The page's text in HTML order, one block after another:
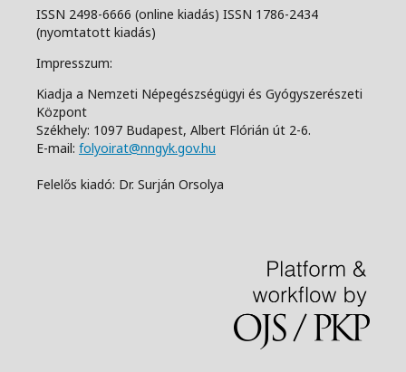
ISSN 2498-6666 (online kiadás) ISSN 1786-2434
(nyomtatott kiadás)
Impresszum:
Kiadja a Nemzeti Népegészségügyi és Gyógyszerészeti
Központ
Székhely: 1097 Budapest, Albert Flórián út 2-6.
E-mail: folyoirat@nngyk.gov.hu
Felelős kiadó: Dr. Surján Orsolya